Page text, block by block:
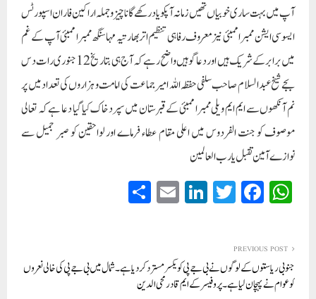
آپ میں بہت ساری خوبیاں تھیں زمانہ آپکو یاد رکھے گا ناچیز و جملہ اراکین فاران اسپورٹس
ایسوسی ایشن ممبرا ممبئی نیز معروف رفاہی تنظیم اتربھارتیہ مہا سنگھ ممبرا ممبئی آپ کے غم
میں برابر کے شریک ہیں اور دعا گو ہیں واضح رہے کہ آج ہی بتاریخ 12 جنوری رات دس
بجے شیخ عبدالسلام صاحب سلفی حفظہ اللہ امیر جماعت کی امامت و ہزاروں کی تعداد میں پر
نم آنکھوں سے ایم ایم ویلی ممبرا ممبئی کے قبرستان میں سپردخاک کیا گیا دعا ہے کہ تعالی
موصوف کو جنت الفردوس میں اعلی مقام عطاء فرماے اور لواحقین کو صبر جمیل سے
نوازے آمین تقبل یا رب العالمین
W
ha
A
pp
Fa
ce
ok
T
wi
r
Li
nk
In
E
m
PREVIOUS POST
جنوبی ریاستوں کے لوگوں نے بی جے پی کو یکسر مسترد کردیاہے۔شمال میں بی جے پی کی خالی نعروں
کو عوام نے پہچان لیا ہے۔ پروفیسر کے ایم قادرمحی الدین